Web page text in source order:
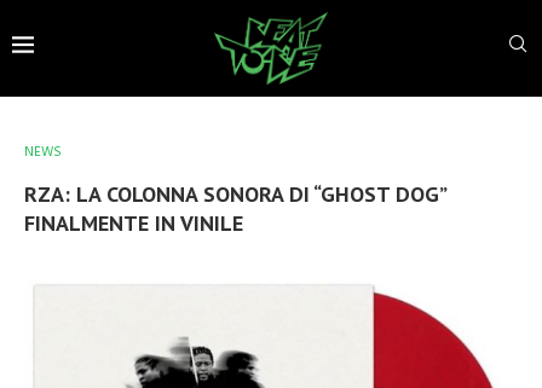
NEWS
RZA: LA COLONNA SONORA DI “GHOST DOG”
FINALMENTE IN VINILE